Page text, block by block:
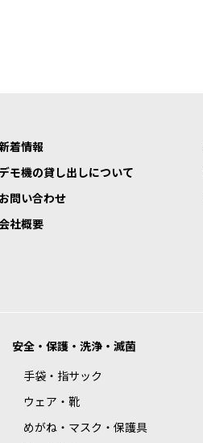
着情報
モ機の貸し出しについて
お問い合わせ
社概要
安全・保護・洗浄・滅菌
手袋・指サック
ウェア・靴
めがね・マスク・保護具